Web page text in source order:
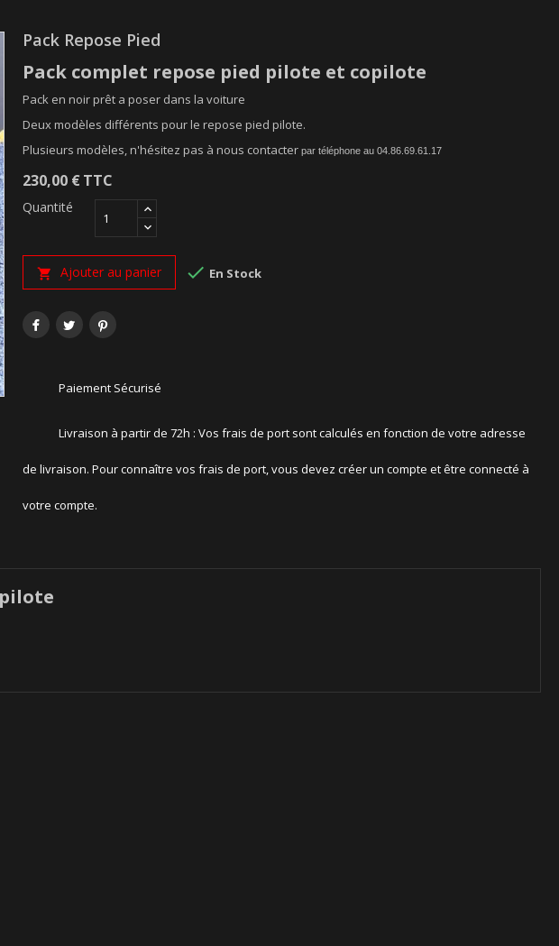
Pack Repose Pied
Pack complet repose pied pilote et copilote
Pack en noir prêt a poser dans la voiture
Deux modèles différents pour le repose pied pilote.
Plusieurs modèles, n'hésitez pas à nous contacterpar téléphone au 04.86.69.61.17
230,00 €TTC
Quantité
 Ajouter au panier  En Stock
Paiement Sécurisé
Livraison à partir de 72h : Vos frais de port sont calculés en fonction de votre adresse
de livraison. Pour connaître vos frais de port, vous devez créer un compte et être connecté à
votre compte.